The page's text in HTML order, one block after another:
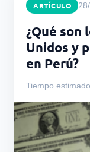
ARTÍCULO
¿Qué son
Unidos y
en Perú?
Tiempo